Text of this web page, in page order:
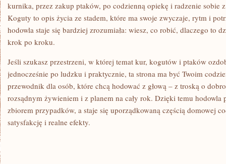
kurnika, przez zakup ptaków, po codzienną opiekę i radzenie
Koguty to opis życia ze stadem, które ma swoje zwyczaje, rytm i
hodowla staje się bardziej zrozumiała: wiesz, co robić, dlaczego to
krok po kroku.
Jeśli szukasz przestrzeni, w której temat kur, kogutów i ptaków
jednocześnie po ludzku i praktycznie, ta strona ma być Twoim
przewodnik dla osób, które chcą hodować z głową – z troską o
rozsądnym żywieniem i z planem na cały rok. Dzięki temu hodowla
zbiorem przypadków, a staje się uporządkowaną częścią domowej
satysfakcję i realne efekty.